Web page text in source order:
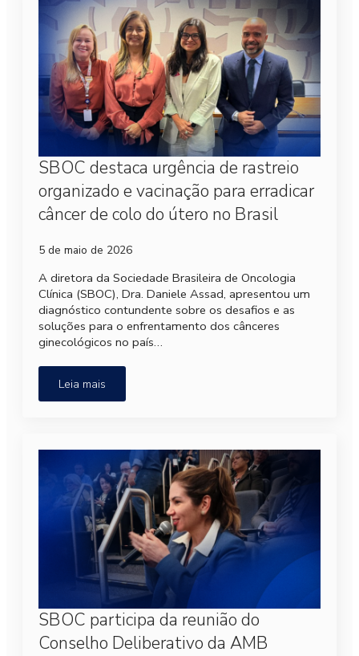
SBOC destaca urgência de rastreio
organizado e vacinação para erradicar
câncer de colo do útero no Brasil
5 de maio de 2026
A diretora da Sociedade Brasileira de Oncologia
Clínica (SBOC), Dra. Daniele Assad, apresentou um
diagnóstico contundente sobre os desafios e as
soluções para o enfrentamento dos cânceres
ginecológicos no país…
Leia mais
SBOC participa da reunião do
Conselho Deliberativo da AMB